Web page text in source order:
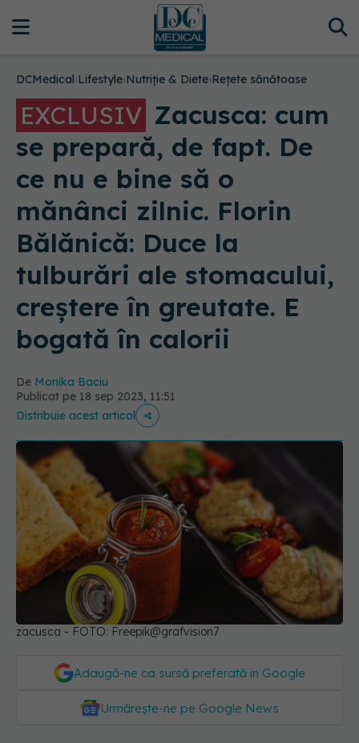
DCMedical›Lifestyle›Nutriție & Diete›Rețete sănătoase
EXCLUSIV Zacusca: cum
se prepară, de fapt. De
ce nu e bine să o
mănânci zilnic. Florin
Bălănică: Duce la
tulburări ale stomacului,
creștere în greutate. E
bogată în calorii
De Monika Baciu
Publicat pe 18 sep 2023, 11:51
Distribuie acest articol
zacusca - FOTO: Freepik@grafvision7
Adaugă-ne ca sursă preferată în Google
Urmărește-ne pe Google News